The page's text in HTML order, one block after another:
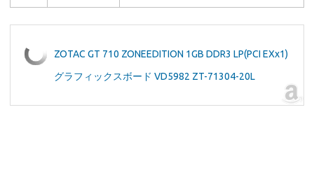
ZOTAC GT 710 ZONEEDITION 1GB DDR3 LP(PCI EXx1)
グラフィックスボード VD5982 ZT-71304-20L